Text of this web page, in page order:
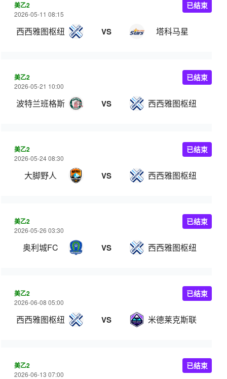
美乙2
2026-05-11 08:15
西西雅图枢纽 VS 塔科马星
已结束
美乙2
2026-05-21 10:00
波特兰班格斯 VS 西西雅图枢纽
已结束
美乙2
2026-05-24 08:30
大脚野人 VS 西西雅图枢纽
已结束
美乙2
2026-05-26 03:30
奥利城FC VS 西西雅图枢纽
已结束
美乙2
2026-06-08 05:00
西西雅图枢纽 VS 米德莱克斯联
已结束
美乙2
2026-06-13 07:00
已结束